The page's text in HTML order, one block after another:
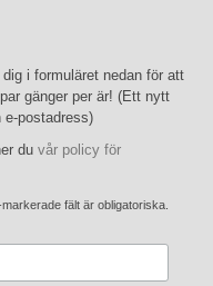
i formuläret nedan för att
gänger per är! (Ett nytt
e-postadress)
du vår policy för
markerade fält är obligatoriska.